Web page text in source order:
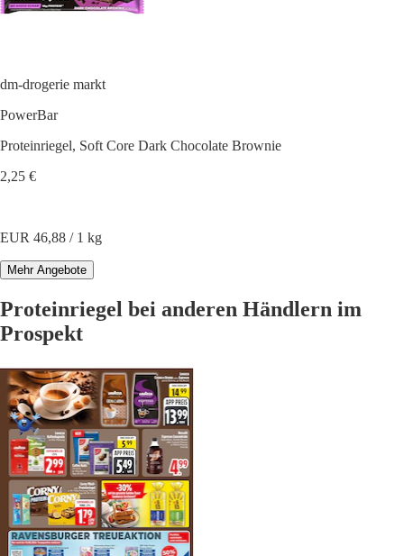
dm-drogerie markt
PowerBar
Proteinriegel, Soft Core Dark Chocolate Brownie
2,25 €
EUR 46,88 / 1 kg
Mehr Angebote
Proteinriegel bei anderen Händlern im
Prospekt